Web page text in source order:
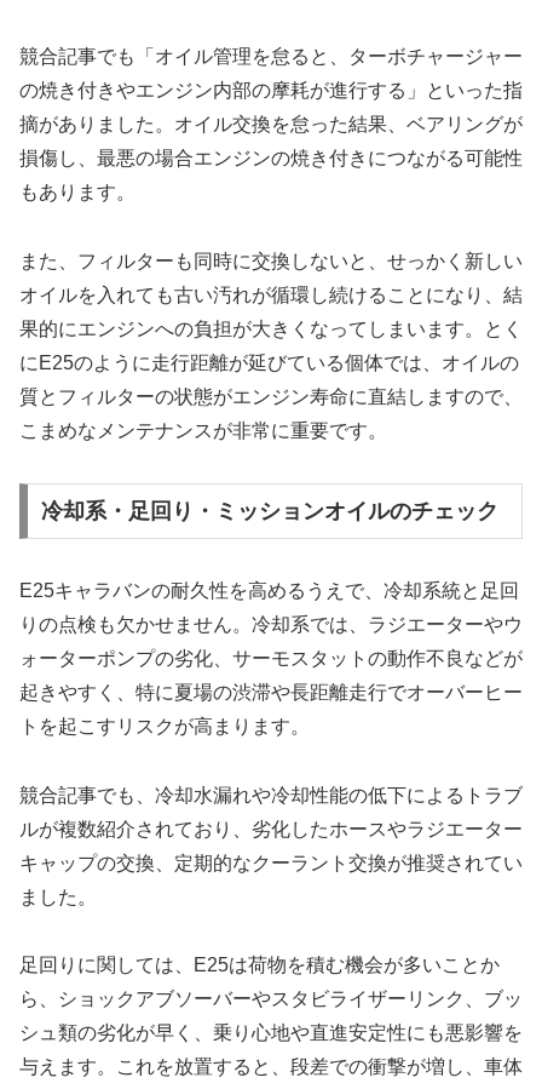
競合記事でも「オイル管理を怠ると、ターボチャージャー
の焼き付きやエンジン内部の摩耗が進行する」といった指
摘がありました。オイル交換を怠った結果、ベアリングが
損傷し、最悪の場合エンジンの焼き付きにつながる可能性
もあります。
また、フィルターも同時に交換しないと、せっかく新しい
オイルを入れても古い汚れが循環し続けることになり、結
果的にエンジンへの負担が大きくなってしまいます。とく
にE25のように走行距離が延びている個体では、オイルの
質とフィルターの状態がエンジン寿命に直結しますので、
こまめなメンテナンスが非常に重要です。
冷却系・足回り・ミッションオイルのチェック
E25キャラバンの耐久性を高めるうえで、冷却系統と足回
りの点検も欠かせません。冷却系では、ラジエーターやウ
ォーターポンプの劣化、サーモスタットの動作不良などが
起きやすく、特に夏場の渋滞や長距離走行でオーバーヒー
トを起こすリスクが高まります。
競合記事でも、冷却水漏れや冷却性能の低下によるトラブ
ルが複数紹介されており、劣化したホースやラジエーター
キャップの交換、定期的なクーラント交換が推奨されてい
ました。
足回りに関しては、E25は荷物を積む機会が多いことか
ら、ショックアブソーバーやスタビライザーリンク、ブッ
シュ類の劣化が早く、乗り心地や直進安定性にも悪影響を
与えます。これを放置すると、段差での衝撃が増し、車体